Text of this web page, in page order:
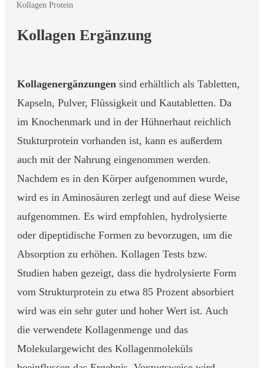
Kollagen Protein
Kollagen Ergänzung
Kollagenergänzungen sind erhältlich als Tabletten,
Kapseln, Pulver, Flüssigkeit und Kautabletten. Da
im Knochenmark und in der Hühnerhaut reichlich
Stukturprotein vorhanden ist, kann es außerdem
auch mit der Nahrung eingenommen werden.
Nachdem es in den Körper aufgenommen wurde,
wird es in Aminosäuren zerlegt und auf diese Weise
aufgenommen. Es wird empfohlen, hydrolysierte
oder dipeptidische Formen zu bevorzugen, um die
Absorption zu erhöhen. Kollagen Tests bzw.
Studien haben gezeigt, dass die hydrolysierte Form
vom Strukturprotein zu etwa 85 Prozent absorbiert
wird was ein sehr guter und hoher Wert ist. Auch
die verwendete Kollagenmenge und das
Molekulargewicht des Kollagenmoleküls